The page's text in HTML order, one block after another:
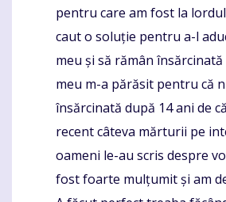
pentru care am fost la
caut o soluție pentru a-l
meu și să rămân
meu m-a părăsit pentru că
însărcinată după 14 ani de
recent câteva mărturii pe
oameni le-au scris despre
fost foarte mulțumit și am